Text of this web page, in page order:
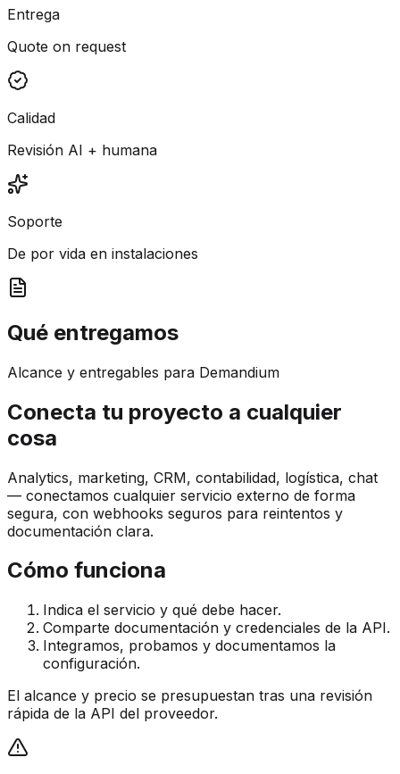
Entrega
Quote on request
Calidad
Revisión AI + humana
Soporte
De por vida en instalaciones
Qué entregamos
Alcance y entregables para Demandium
Conecta tu proyecto a cualquier
cosa
Analytics, marketing, CRM, contabilidad, logística, chat
— conectamos cualquier servicio externo de forma
segura, con webhooks seguros para reintentos y
documentación clara.
Cómo funciona
Indica el servicio y qué debe hacer.
Comparte documentación y credenciales de la API.
Integramos, probamos y documentamos la
configuración.
El alcance y precio se presupuestan tras una revisión
rápida de la API del proveedor.